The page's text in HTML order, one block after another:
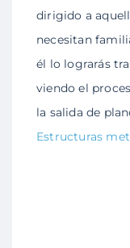
dirigido a
necesitan
él lo lograrás
viendo el
la salida de
Estructuras